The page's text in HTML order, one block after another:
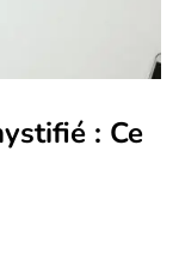
: Ce